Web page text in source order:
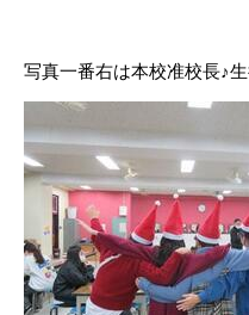
写真一番右は本校准校長♪